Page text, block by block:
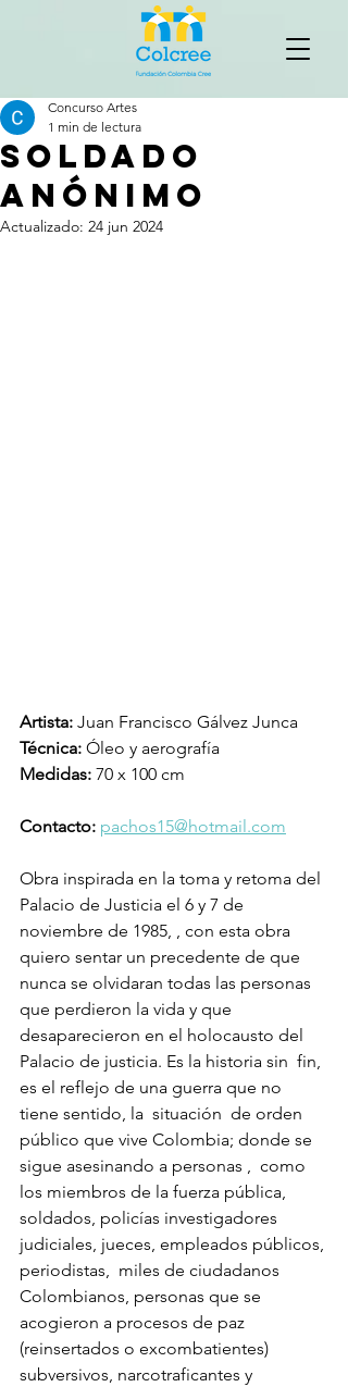
Soldado
anónimo
Concurso Artes
1 min de lectura
Actualizado: 24 jun 2024
Artista: Juan Francisco Gálvez Junca
Técnica: Óleo y aerografía
Medidas: 70 x 100 cm
Contacto: pachos15@hotmail.com
Obra inspirada en la toma y retoma del
Palacio de Justicia el 6 y 7 de
noviembre de 1985, , con esta obra
quiero sentar un precedente de que
nunca se olvidaran todas las personas
que perdieron la vida y que
desaparecieron en el holocausto del
Palacio de justicia. Es la historia sin  fin,
es el reflejo de una guerra que no
tiene sentido, la  situación  de orden
público que vive Colombia; donde se
sigue asesinando a personas ,  como
los miembros de la fuerza pública,
soldados, policías investigadores
judiciales, jueces, empleados públicos,
periodistas,  miles de ciudadanos
Colombianos, personas que se
acogieron a procesos de paz
(reinsertados o excombatientes)
subversivos, narcotraficantes y